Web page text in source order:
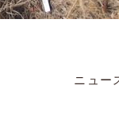
ニュー